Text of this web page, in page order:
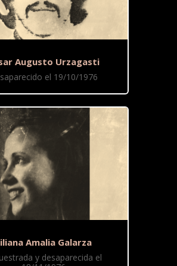
Augusto Urzagasti
el 19/10/1976
Amalia Galarza
y desaparecida el